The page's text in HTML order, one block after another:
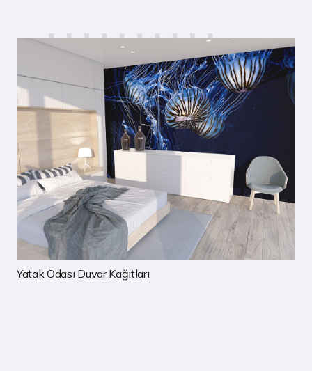
Çocuk Odası Duvar Kağıtları